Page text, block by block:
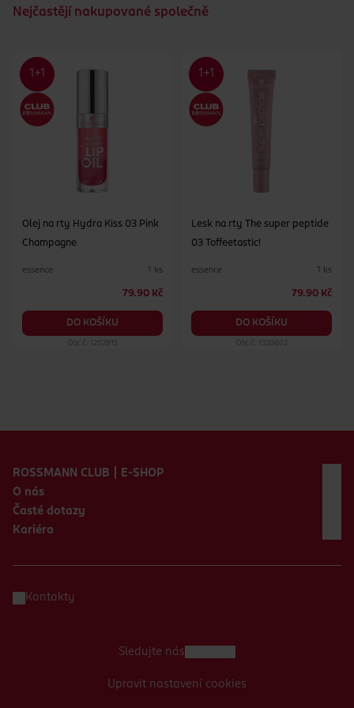
Nejčastějí nakupované společně
Olej na rty Hydra Kiss 03 Pink
Champagne
essence 1 ks
79.90 Kč
DO KOŠÍKU
Obj. č.: 1202915
Lesk na rty The super peptide
03 Toffeetastic!
essence 1 ks
79.90 Kč
DO KOŠÍKU
Obj. č.: 1320602
ROSSMANN CLUB | E-SHOP
O nás
Časté dotazy
Kariéra
Kontakty
Sledujte nás
Upravit nastavení cookies